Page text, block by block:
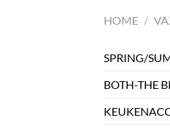
HOME /
SPRING/
BOTH-THE